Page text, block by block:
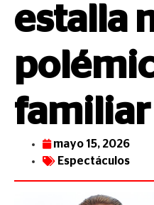
estalla
familiar
mayo 15, 2026
Espectáculos